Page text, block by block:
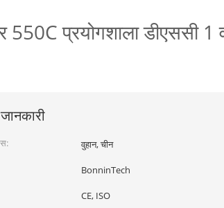
प्रयोगशाला डीएससी 1
वुहान, चीन
BonninTech
CE, ISO